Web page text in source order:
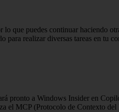
que puedes continuar haciendo
para realizar diversas tareas en tu
pronto a Windows Insider en
MCP (Protocolo de Contexto